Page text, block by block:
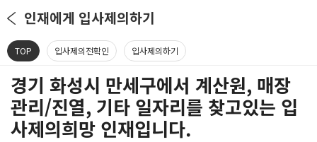
인재에게 입사제의하기
TOP 입사제의전확인 입사제의하기
경기 화성시 만세구에서 계산원, 매장
관리/진열, 기타 일자리를 찾고있는 입
사제의희망 인재입니다.